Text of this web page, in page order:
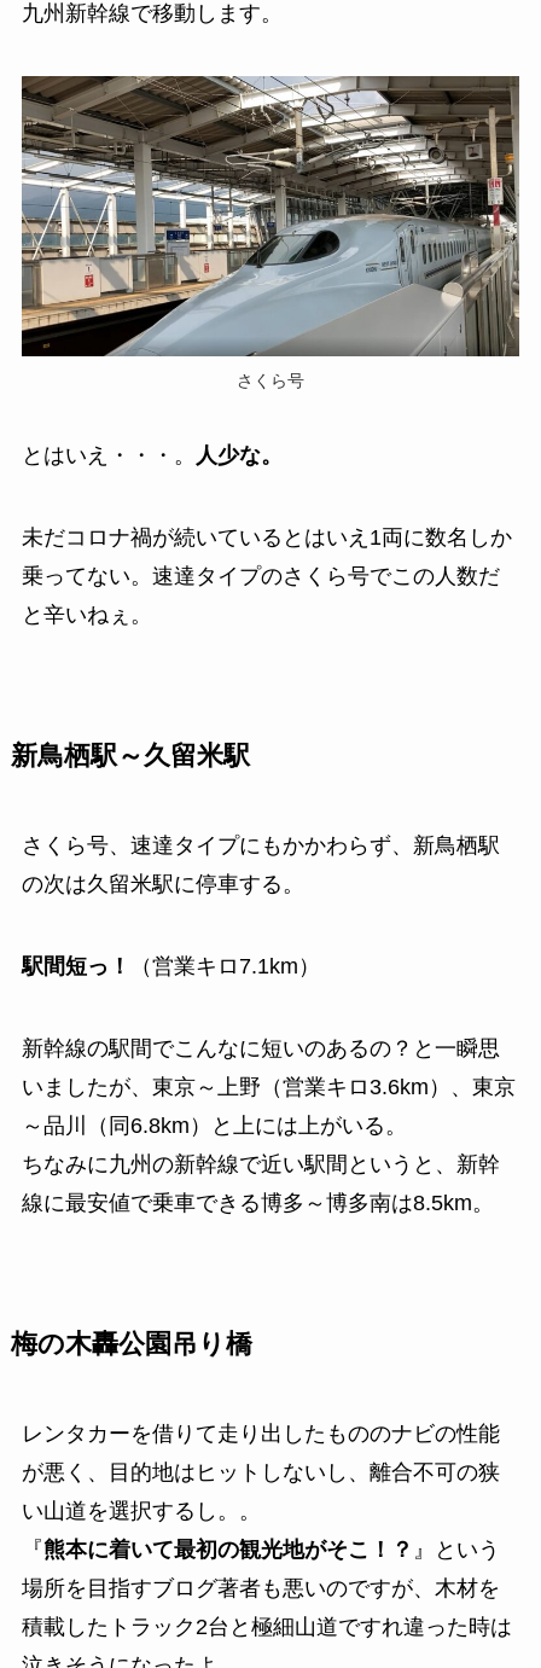
九州新幹線で移動します。
さくら号
とはいえ・・・。 人少な。
未だコロナ禍が続いているとはいえ1両に数名しか
乗ってない。速達タイプのさくら号でこの人数だ
と辛いねぇ。
新鳥栖駅～久留米駅
さくら号、速達タイプにもかかわらず、新鳥栖駅
の次は久留米駅に停車する。
駅間短っ！ （営業キロ7.1km）
新幹線の駅間でこんなに短いのあるの？と一瞬思
いましたが、東京～上野（営業キロ3.6km）、東京
～品川（同6.8km）と上には上がいる。
ちなみに九州の新幹線で近い駅間というと、新幹
線に最安値で乗車できる博多～博多南は8.5km。
梅の木轟公園吊り橋
レンタカーを借りて走り出したもののナビの性能
が悪く、目的地はヒットしないし、離合不可の狭
い山道を選択するし。。
『熊本に着いて最初の観光地がそこ！？ 』という
場所を目指すブログ著者も悪いのですが、 木材を
積載したトラック2台と極細山道ですれ違った時は